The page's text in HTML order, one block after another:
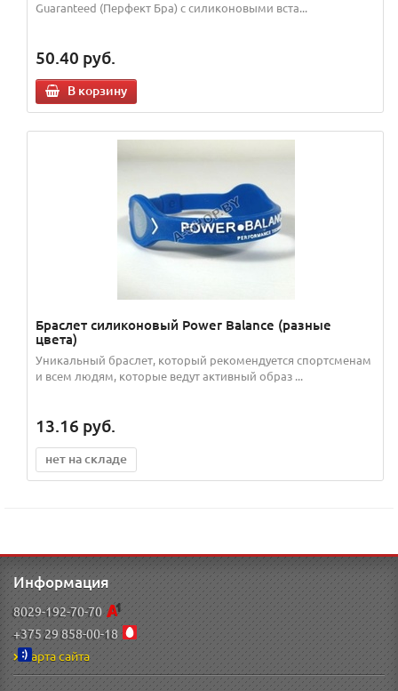
Guaranteed (Перфект Бра) c силиконовыми вста...
50.40 руб.
В корзину
Браслет силиконовый Power Balance (разные
цвета)
Уникальный браслет, который рекомендуется спортсменам
и всем людям, которые ведут активный образ ...
13.16 руб.
нет на складе
Информация
8029-192-70-70
+375 29 858-00-18
Карта сайта